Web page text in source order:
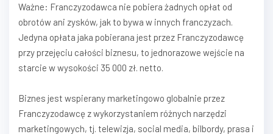
Ważne: Franczyzodawca nie pobiera żadnych opłat od
obrotów ani zysków, jak to bywa w innych franczyzach.
Jedyna opłata jaka pobierana jest przez Franczyzodawcę
przy przejęciu całości biznesu, to jednorazowe wejście na
starcie w wysokości 35 000 zł. netto.
Biznes jest wspierany marketingowo globalnie przez
Franczyzodawcę z wykorzystaniem różnych narzędzi
marketingowych, tj. telewizja, social media, bilbordy, prasa i